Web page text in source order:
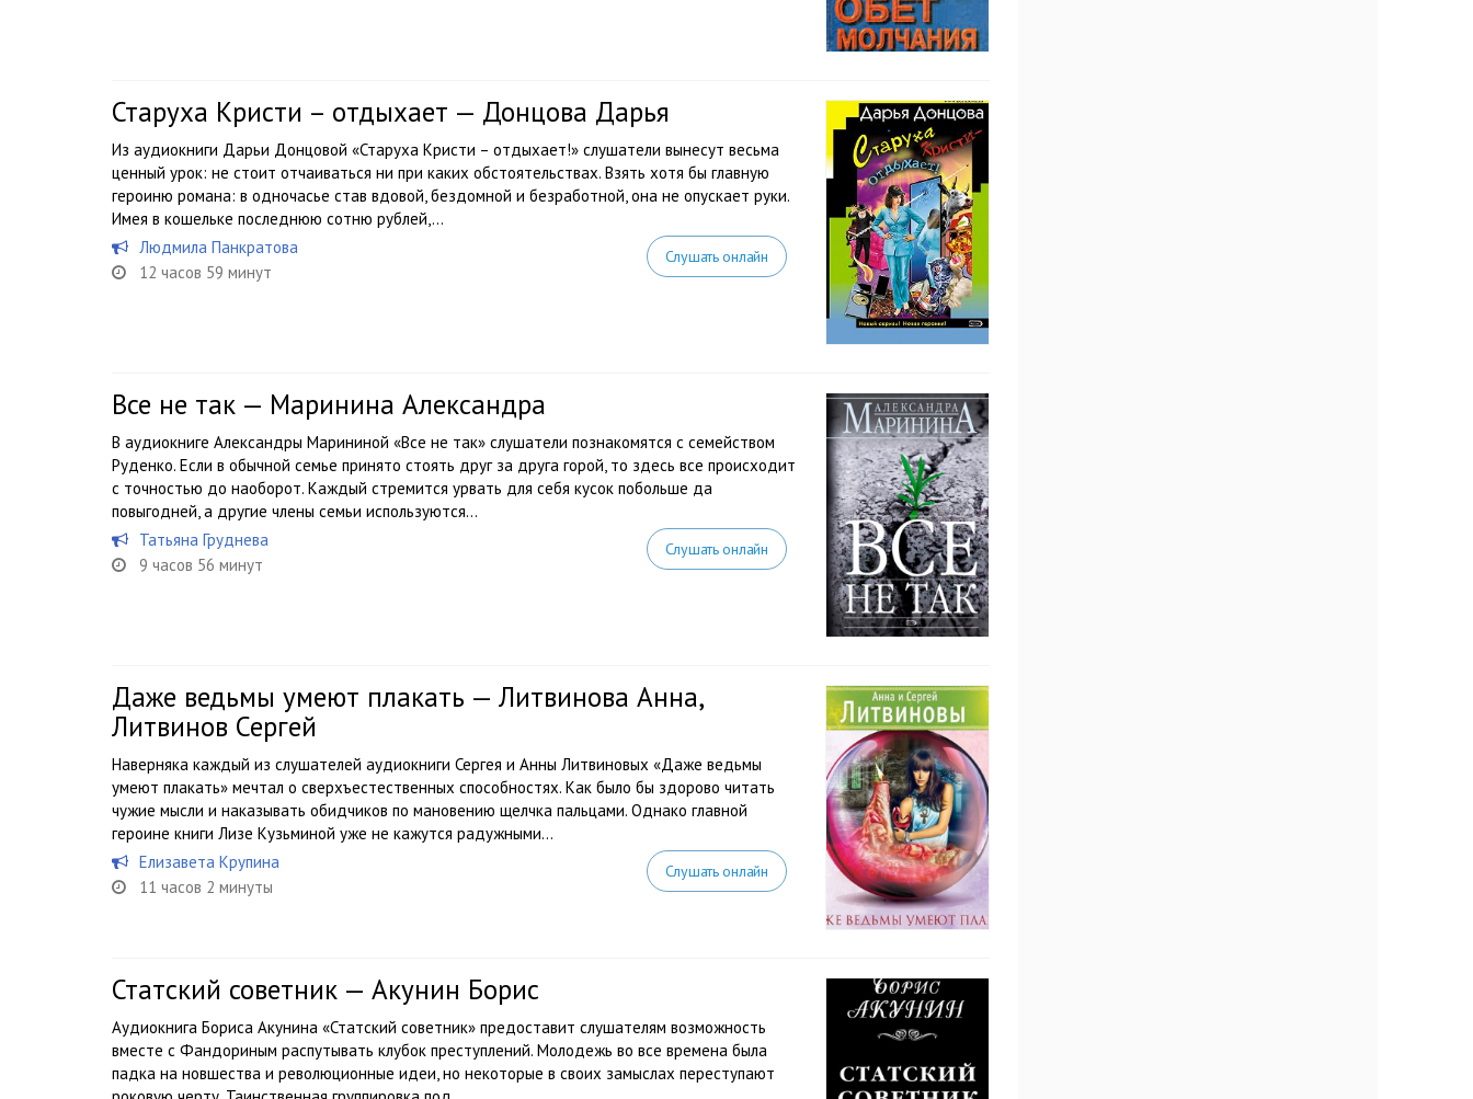
Старуха Кристи – отдыхает — Донцова Дарья
Из аудиокниги Дарьи Донцовой «Старуха Кристи – отдыхает!» слушатели вынесут весьма
ценный урок: не стоит отчаиваться ни при каких обстоятельствах. Взять хотя бы главную
героиню романа: в одночасье став вдовой, бездомной и безработной, она не опускает руки.
Имея в кошельке последнюю сотню рублей,...
Людмила Панкратова
12 часов 59 минут
Слушать онлайн
Все не так — Маринина Александра
В аудиокниге Александры Марининой «Все не так» слушатели познакомятся с семейством
Руденко. Если в обычной семье принято стоять друг за друга горой, то здесь все происходит
с точностью до наоборот. Каждый стремится урвать для себя кусок побольше да
повыгодней, а другие члены семьи используются...
Татьяна Груднева
9 часов 56 минут
Слушать онлайн
Даже ведьмы умеют плакать — Литвинова Анна,
Литвинов Сергей
Наверняка каждый из слушателей аудиокниги Сергея и Анны Литвиновых «Даже ведьмы
умеют плакать» мечтал о сверхъестественных способностях. Как было бы здорово читать
чужие мысли и наказывать обидчиков по мановению щелчка пальцами. Однако главной
героине книги Лизе Кузьминой уже не кажутся радужными...
Елизавета Крупина
11 часов 2 минуты
Слушать онлайн
Статский советник — Акунин Борис
Аудиокнига Бориса Акунина «Статский советник» предоставит слушателям возможность
вместе с Фандориным распутывать клубок преступлений. Молодежь во все времена была
падка на новшества и революционные идеи, но некоторые в своих замыслах переступают